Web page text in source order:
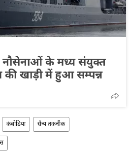
के मध्य संयुक्त
खाड़ी में हुआ सम्पन्न
कंबोडिया सैन्य तकनीक